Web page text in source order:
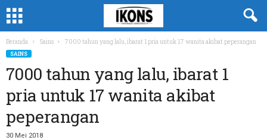
Beranda Sains 7000 tahun yang lalu, ibarat 1 pria untuk 17 wanita akibat peperangan
SAINS
7000 tahun yang lalu, ibarat 1
pria untuk 17 wanita akibat
peperangan
30 Mei 2018